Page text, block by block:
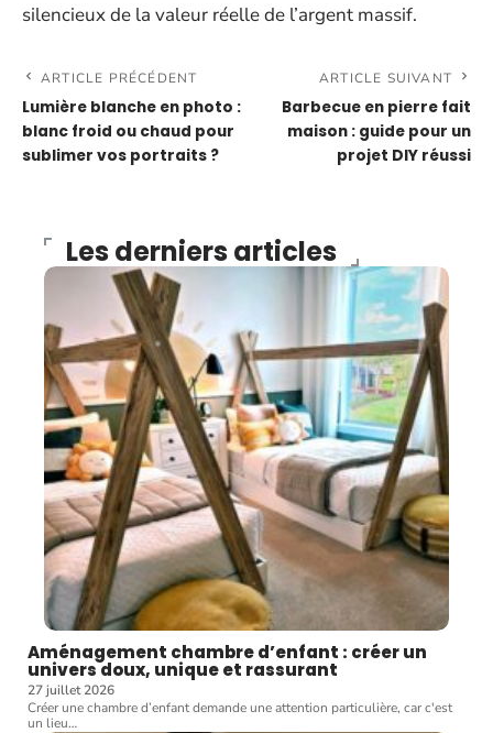
silencieux de la valeur réelle de l’argent massif.
ARTICLE PRÉCÉDENT
Lumière blanche en photo :
blanc froid ou chaud pour
sublimer vos portraits ?
ARTICLE SUIVANT
Barbecue en pierre fait
maison : guide pour un
projet DIY réussi
Les derniers articles
Aménagement chambre d’enfant : créer un
univers doux, unique et rassurant
27 juillet 2026
Créer une chambre d’enfant demande une attention particulière, car c'est
un lieu…